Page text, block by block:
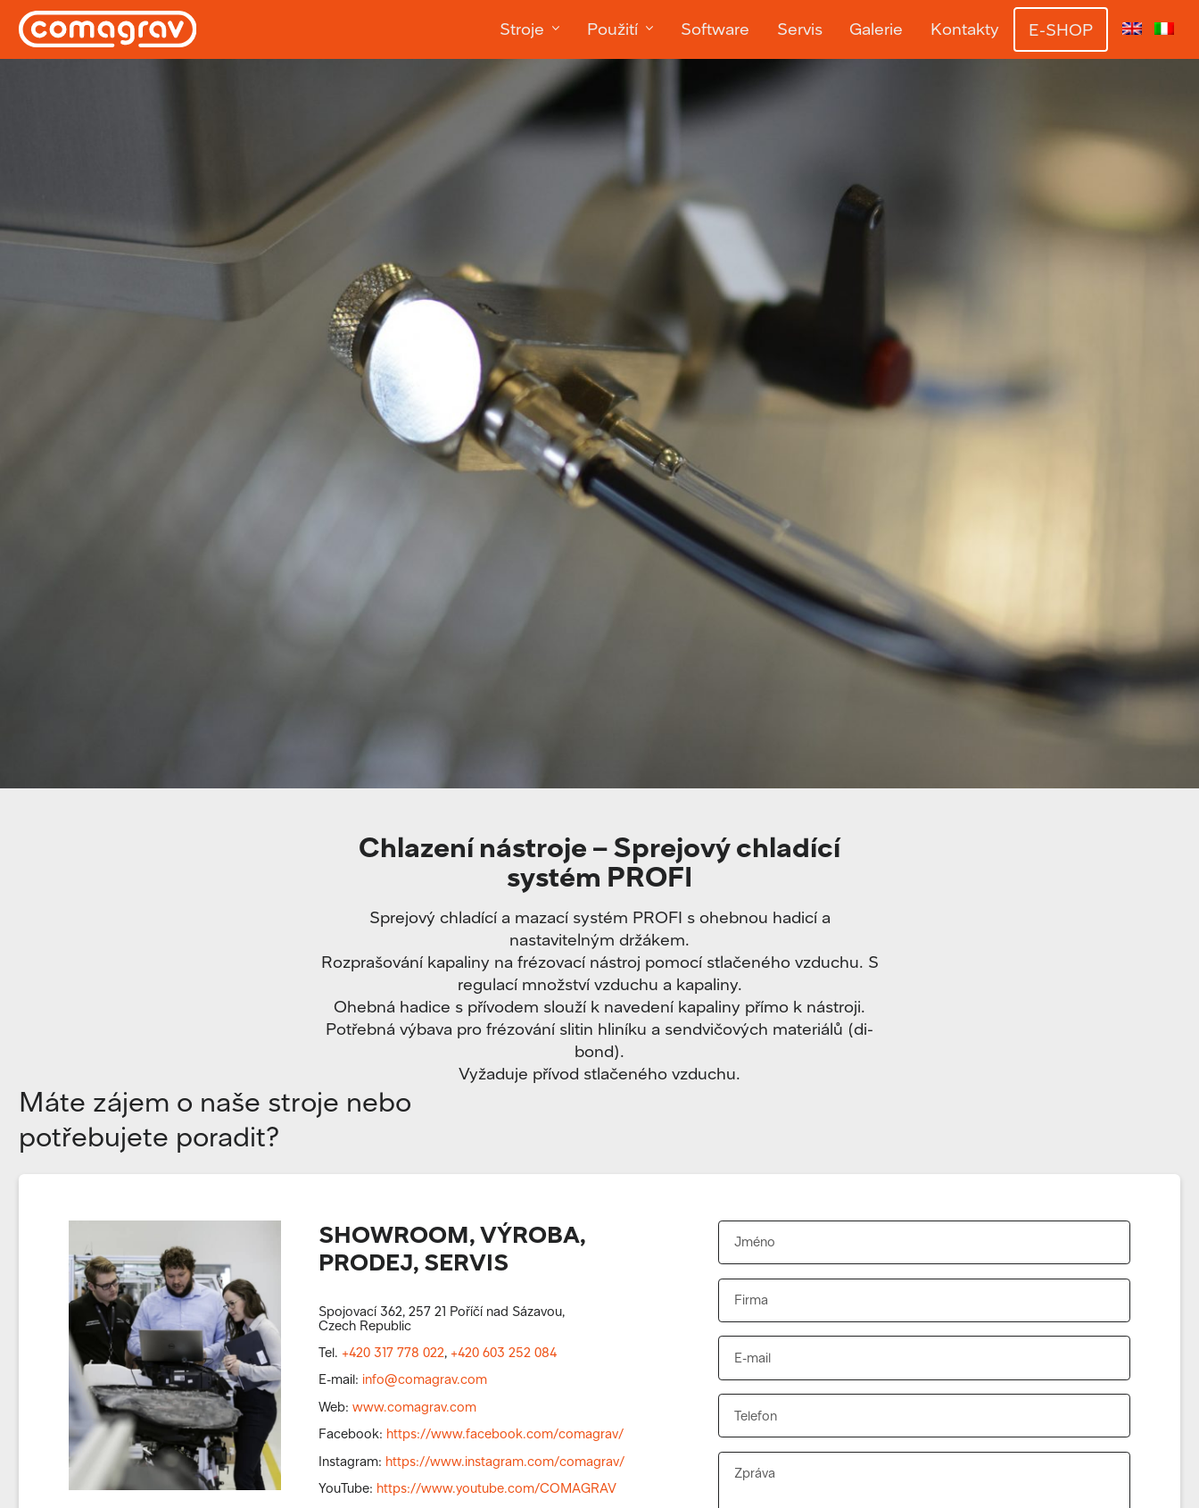
Stroje Použití Software Servis Galerie Kontakty E-SHOP
Chlazení nástroje – Sprejový chladící
systém PROFI
Sprejový chladící a mazací systém PROFI s ohebnou hadicí a
nastavitelným držákem.
Rozprašování kapaliny na frézovací nástroj pomocí stlačeného vzduchu. S
regulací množství vzduchu a kapaliny.
Ohebná hadice s přívodem slouží k navedení kapaliny přímo k nástroji.
Potřebná výbava pro frézování slitin hliníku a sendvičových materiálů (di-
bond).
Vyžaduje přívod stlačeného vzduchu.
Máte zájem o naše stroje nebo
potřebujete poradit?
SHOWROOM, VÝROBA,
PRODEJ, SERVIS
Spojovací 362, 257 21 Poříčí nad Sázavou,
Czech Republic
Tel. +420 317 778 022, +420 603 252 084
E-mail: info@comagrav.com
Web: www.comagrav.com
Facebook: https://www.facebook.com/comagrav/
Instagram: https://www.instagram.com/comagrav/
YouTube: https://www.youtube.com/COMAGRAV